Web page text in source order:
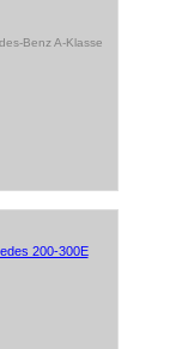
Benz A-Klasse